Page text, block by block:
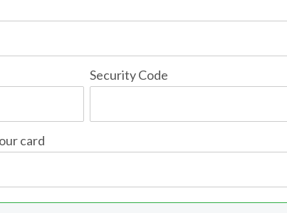
Security Code
card